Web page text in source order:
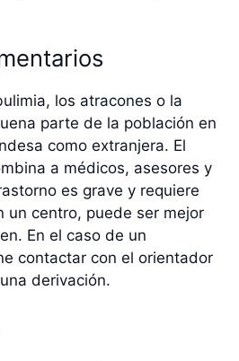
los atracones o la
parte de la población en
como extranjera. El
a médicos, asesores y
es grave y requiere
un centro, puede ser mejor
En el caso de un
contactar con el orientador
derivación.